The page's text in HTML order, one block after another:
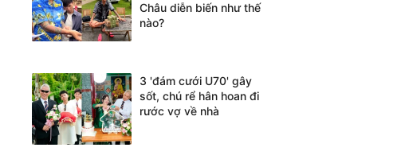
Châu diễn biến như thế
nào?
3 'đám cưới U70' gây
sốt, chú rể hân hoan đi
rước vợ về nhà